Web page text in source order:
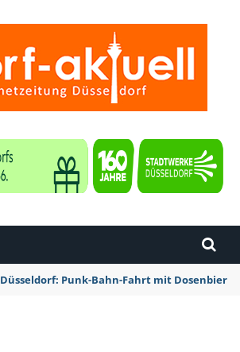
Düsseldorf: Punk-Bahn-Fahrt mit Dosenbier